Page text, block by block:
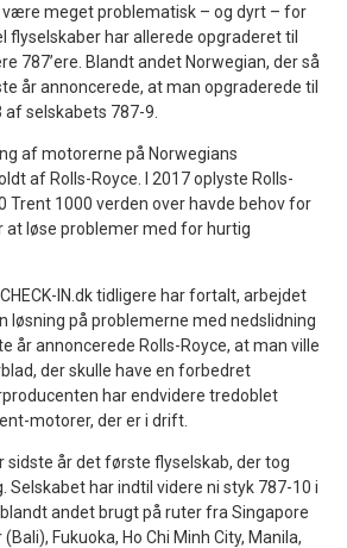
være meget problematisk – og dyrt – for
flyselskaber har allerede opgraderet til
787’ere. Blandt andet Norwegian, der så
år annoncerede, at man opgraderede til
af selskabets 787-9.
af motorerne på Norwegians
af Rolls-Royce. I 2017 oplyste Rolls-
Trent 1000 verden over havde behov for
at løse problemer med for hurtig
IN.dk tidligere har fortalt, arbejdet
løsning på problemerne med nedslidning
år annoncerede Rolls-Royce, at man ville
der skulle have en forbedret
har endvidere tredoblet
motorer, der er i drift.
sidste år det første flyselskab, der tog
Selskabet har indtil videre ni styk 787-10 i
andet brugt på ruter fra Singapore
Fukuoka, Ho Chi Minh City, Manila,